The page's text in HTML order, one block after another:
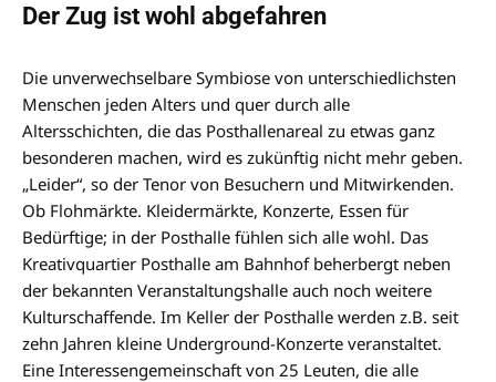
Der Zug ist wohl abgefahren
Die unverwechselbare Symbiose von unterschiedlichsten
Menschen jeden Alters und quer durch alle
Altersschichten, die das Posthallenareal zu etwas ganz
besonderen machen, wird es zukünftig nicht mehr geben.
„Leider“, so der Tenor von Besuchern und Mitwirkenden.
Ob Flohmärkte. Kleidermärkte, Konzerte, Essen für
Bedürftige; in der Posthalle fühlen sich alle wohl. Das
Kreativquartier Posthalle am Bahnhof beherbergt neben
der bekannten Veranstaltungshalle auch noch weitere
Kulturschaffende. Im Keller der Posthalle werden z.B. seit
zehn Jahren kleine Underground-Konzerte veranstaltet.
Eine Interessengemeinschaft von 25 Leuten, die alle